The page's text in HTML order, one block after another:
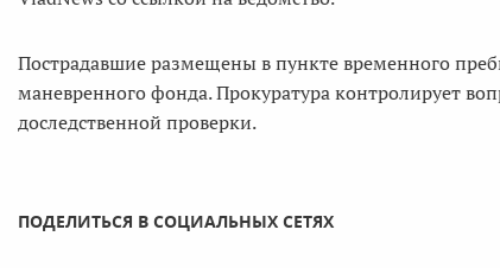
Пострадавшие размещены в пункте временного
маневренного фонда. Прокуратура контролирует
доследственной проверки.
ПОДЕЛИТЬСЯ В СОЦИАЛЬНЫХ СЕТЯХ